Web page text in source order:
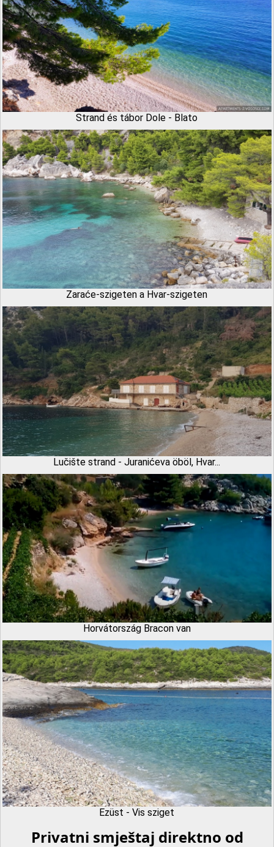
Strand és tábor Dole - Blato
Zaraće-szigeten a Hvar-szigeten
Lučište strand - Juranićeva öböl, Hvar...
Horvátország Bracon van
Ezüst - Vis sziget
Privatni smještaj direktno od